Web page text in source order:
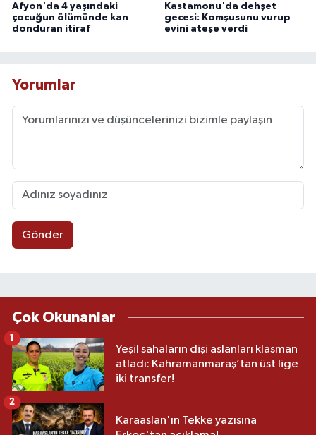
Afyon'da 4 yaşındaki
çocuğun ölümünde kan
donduran itiraf
Kastamonu'da dehşet
gecesi: Komşusunu vurup
evini ateşe verdi
Yorumlar
Gönder
Çok Okunanlar
Yeşil sahaların dişi aslanları klasman
atladı: Kahramanmaraş’tan üst lige
iki transfer!
1
Karaaslan'ın Tekke yazısına
2